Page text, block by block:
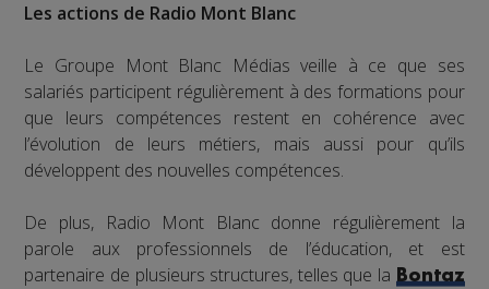
Les actions de Radio Mont Blanc
Le Groupe Mont Blanc Médias veille à ce que ses
salariés participent régulièrement à des formations pour
que leurs compétences restent en cohérence avec
l’évolution de leurs métiers, mais aussi pour qu’ils
développent des nouvelles compétences.
De plus, Radio Mont Blanc donne régulièrement la
parole aux professionnels de l’éducation, et est
partenaire de plusieurs structures, telles que la
Bontaz